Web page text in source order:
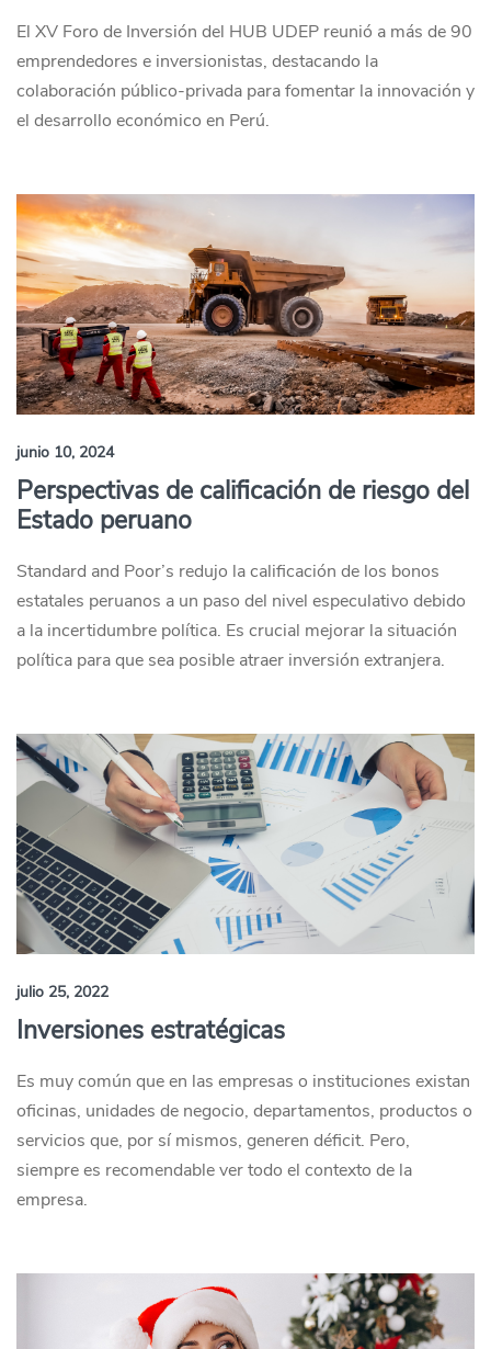
El XV Foro de Inversión del HUB UDEP reunió a más de 90
emprendedores e inversionistas, destacando la
colaboración público-privada para fomentar la innovación y
el desarrollo económico en Perú.
junio 10, 2024
Perspectivas de calificación de riesgo del
Estado peruano
Standard and Poor’s redujo la calificación de los bonos
estatales peruanos a un paso del nivel especulativo debido
a la incertidumbre política. Es crucial mejorar la situación
política para que sea posible atraer inversión extranjera.
julio 25, 2022
Inversiones estratégicas
Es muy común que en las empresas o instituciones existan
oficinas, unidades de negocio, departamentos, productos o
servicios que, por sí mismos, generen déficit. Pero,
siempre es recomendable ver todo el contexto de la
empresa.